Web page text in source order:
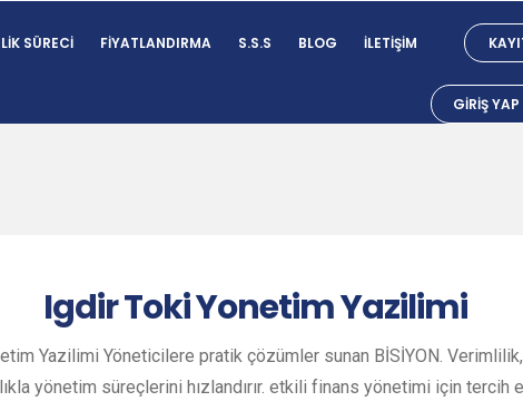
SÜRECI FIYATLANDIRMA S.S.S BLOG İLETIŞIM
GIRIŞ YAP
IgdirToki Yonetim Yazilimi
Yazilimi Yöneticilere pratik çözümler sunan BİSİYON.
yönetim süreçlerini hızlandırır. etkili finans yönetimi için tercih